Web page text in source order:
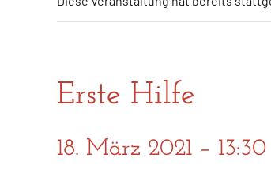
Erste Hilfe
18. März 2021 – 13:30